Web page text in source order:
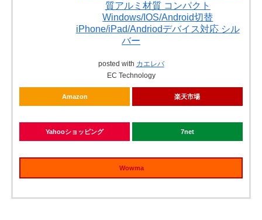
質アルミ材質 コンパクト
Windows/IOS/Android切替
iPhone/iPad/Andriodデバイス対応 シル
バー
posted with カエレバ
EC Technology
Amazon 楽天市場
Yahooショッピング 7net
Wowma